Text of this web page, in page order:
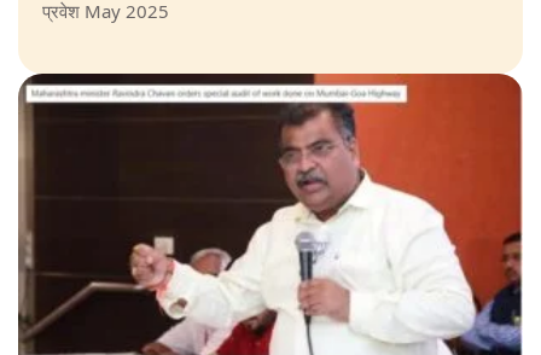
प्रवेश May 2025